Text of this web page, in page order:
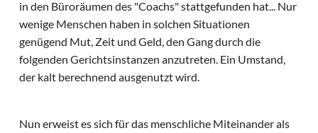
in den Büroräumen des "Coachs" stattgefunden hat... Nur
wenige Menschen haben in solchen Situationen
genügend Mut, Zeit und Geld, den Gang durch die
folgenden Gerichtsinstanzen anzutreten. Ein Umstand,
der kalt berechnend ausgenutzt wird.
Nun erweist es sich für das menschliche Miteinander als